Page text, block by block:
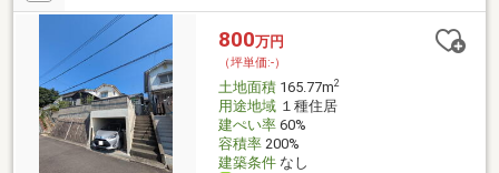
800万円
（坪単価:-）
土地面積165.77m2
用途地域１種住居
建ぺい率60%
容積率200%
建築条件なし